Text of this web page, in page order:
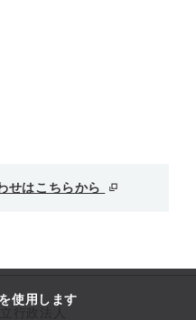
使用します
せはこちらから